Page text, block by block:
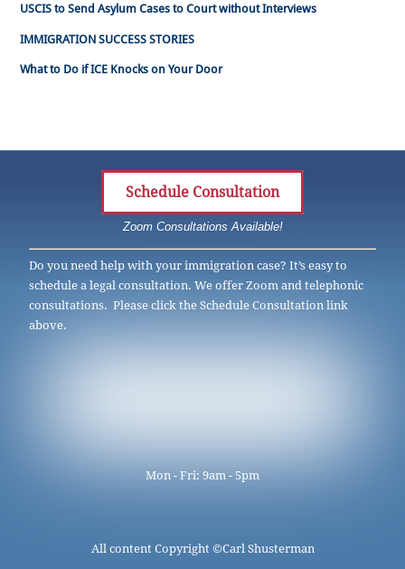
USCIS to Send Asylum Cases to Court without Interviews
IMMIGRATION SUCCESS STORIES
What to Do if ICE Knocks on Your Door
Schedule Consultation
Zoom Consultations Available!
Do you need help with your immigration case? It’s easy to
schedule a legal consultation. We offer Zoom and telephonic
consultations. Please click the Schedule Consultation link
above.
Mon - Fri: 9am - 5pm
All content Copyright ©Carl Shusterman